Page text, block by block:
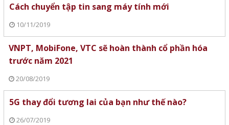
Cách chuyển tập tin sang máy tính mới
10/11/2019
VNPT, MobiFone, VTC sẽ hoàn thành cổ phần hóa
trước năm 2021
20/08/2019
5G thay đổi tương lai của bạn như thế nào?
26/07/2019